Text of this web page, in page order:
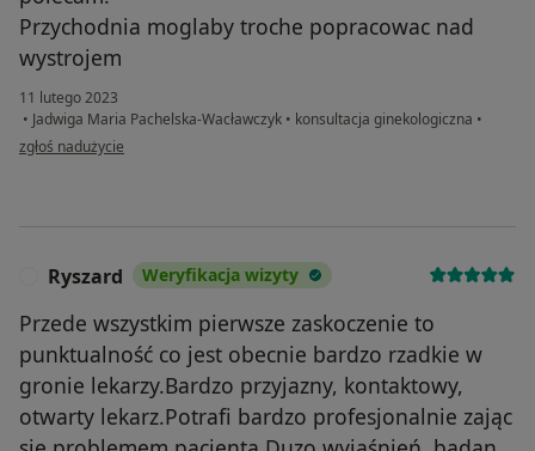
Przychodnia moglaby troche popracowac nad
wystrojem
11 lutego 2023
• Jadwiga Maria Pachelska-Wacławczyk • konsultacja ginekologiczna •
w opinii użytkownika Halina B.
zgłoś nadużycie
Ryszard Weryfikacja wizyty
Przede wszystkim pierwsze zaskoczenie to
punktualność co jest obecnie bardzo rzadkie w
gronie lekarzy.Bardzo przyjazny, kontaktowy,
otwarty lekarz.Potrafi bardzo profesjonalnie zając